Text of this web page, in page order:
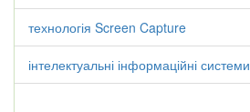
технологія Screen Capture
інтелектуальні інформаційні системи